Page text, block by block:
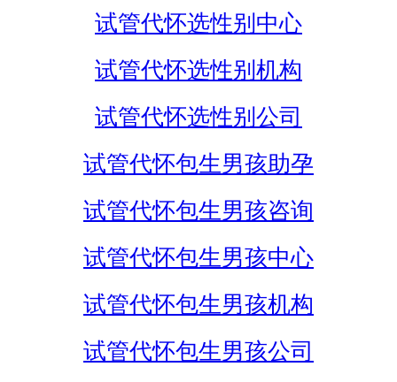
试管代怀选性别中心
试管代怀选性别机构
试管代怀选性别公司
试管代怀包生男孩助孕
试管代怀包生男孩咨询
试管代怀包生男孩中心
试管代怀包生男孩机构
试管代怀包生男孩公司